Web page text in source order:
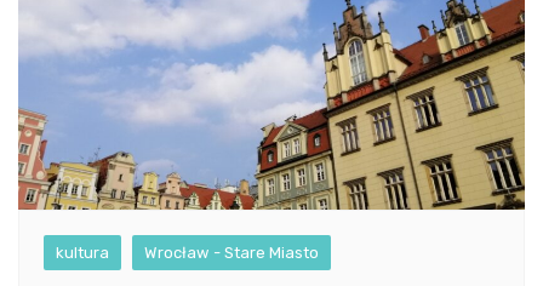
kultura Wrocław - Stare Miasto